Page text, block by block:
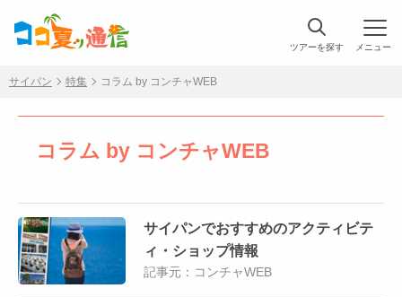
ツアーを探す
サイパン 特集 コラム by コンチャWEB
コラム by コンチャWEB
サイパンでおすすめのアクティビテ
ィ・ショップ情報
記事元：コンチャWEB
メニュー